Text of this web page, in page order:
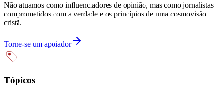
Não atuamos como influenciadores de opinião, mas como jornalistas
comprometidos com a verdade e os princípios de uma cosmovisão
cristã.
Torne-se um apoiador
Tópicos